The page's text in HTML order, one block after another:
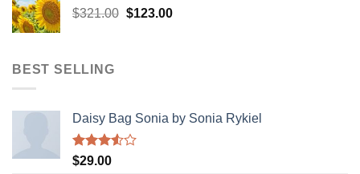
$321.00 Original
$123.00Current
BEST SELLING
Daisy Bag Sonia by Sonia Rykiel
Rated
$29.00